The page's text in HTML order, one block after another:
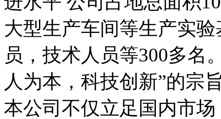
大型生产车间等生产实
员，技术人员等300多名
人为本，科技创新”的宗
本公司不仅立足国内市